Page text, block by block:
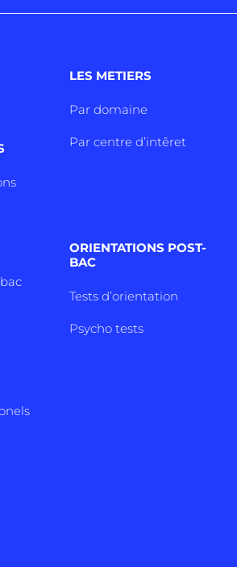
LES METIERS
Par domaine
Par centre d’intêret
ORIENTATIONS POST-
BAC
Tests d’orientation
Psycho tests